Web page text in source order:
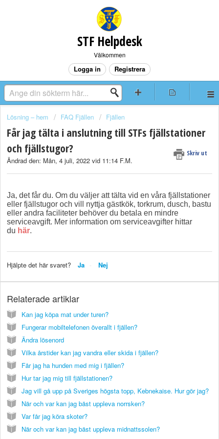
STF Helpdesk
Välkommen
Logga in Registrera
Lösning – hem FAQ Fjällen Fjällen
Får jag tälta i anslutning till STFs fjällstationer
och fjällstugor?
Skriv ut
Ändrad den: Mån, 4 juli, 2022 vid 11:14 F.M.
Ja, det får du. Om du väljer att tälta vid en våra fjällstationer
eller fjällstugor och vill nyttja gästkök, torkrum, dusch, bastu
eller andra faciliteter behöver du betala en mindre
serviceavgift. Mer information om serviceavgifter hittar
du här.
Hjälpte det här svaret? Ja Nej
Relaterade artiklar
Kan jag köpa mat under turen?
Fungerar mobiltelefonen överallt i fjällen?
Ändra lösenord
Vilka årstider kan jag vandra eller skida i fjällen?
Får jag ha hunden med mig i fjällen?
Hur tar jag mig till fjällstationen?
Jag vill gå upp på Sveriges högsta topp, Kebnekaise. Hur gör jag?
När och var kan jag bäst uppleva norrsken?
Var får jag köra skoter?
När och var kan jag bäst uppleva midnattssolen?